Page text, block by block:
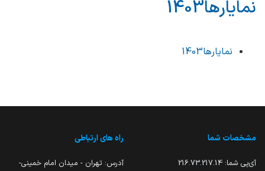
نمایارها1403
نمایارها1403
مشخصات شما
آی‌پی شما: 216.73.217.14
راه های ارتباطی
آدرس: تهران - میدان امام خمینی-